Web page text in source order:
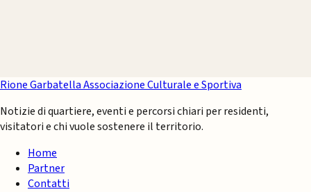
Rione GarbatellaAssociazione Culturale e Sportiva
Notizie di quartiere, eventi e percorsi chiari per residenti,
visitatori e chi vuole sostenere il territorio.
Home
Partner
Contatti